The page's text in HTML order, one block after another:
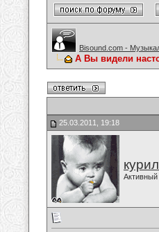
Bisound.com -
А Вы видели
25.03.2011, 19:18
Активный